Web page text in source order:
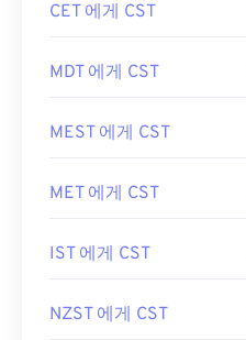
CET 에게 CST
MDT 에게 CST
MEST 에게 CST
MET 에게 CST
IST 에게 CST
NZST 에게 CST